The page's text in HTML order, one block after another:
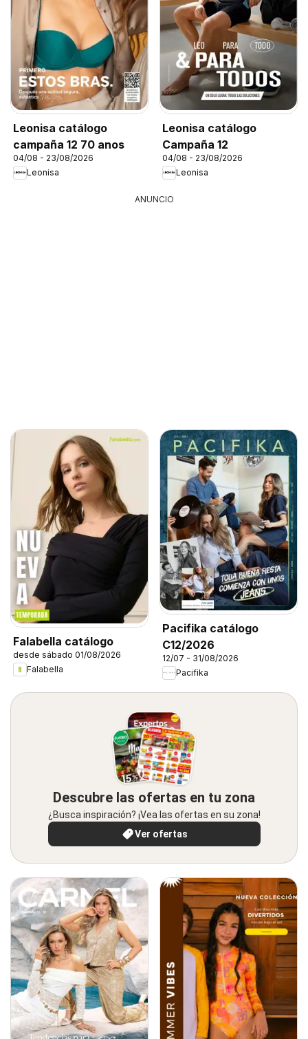
Leonisa catálogo
campaña 12 70 anos
04/08 - 23/08/2026
Leonisa
Leonisa catálogo
Campaña 12
04/08 - 23/08/2026
Leonisa
ANUNCIO
Falabella catálogo
desde sábado 01/08/2026
Falabella
Pacifika catálogo
C12/2026
12/07 - 31/08/2026
Pacifika
Descubre las ofertas en tu zona
¿Busca inspiración? ¡Vea las ofertas en su zona!
Ver ofertas